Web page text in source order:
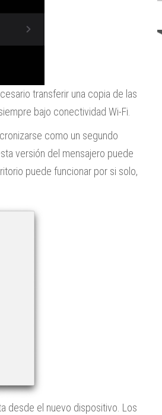
transferir una copia de las
bajo conectividad Wi-Fi.
como un segundo
versión del mensajero puede
puede funcionar por si solo,
desde el nuevo dispositivo. Los